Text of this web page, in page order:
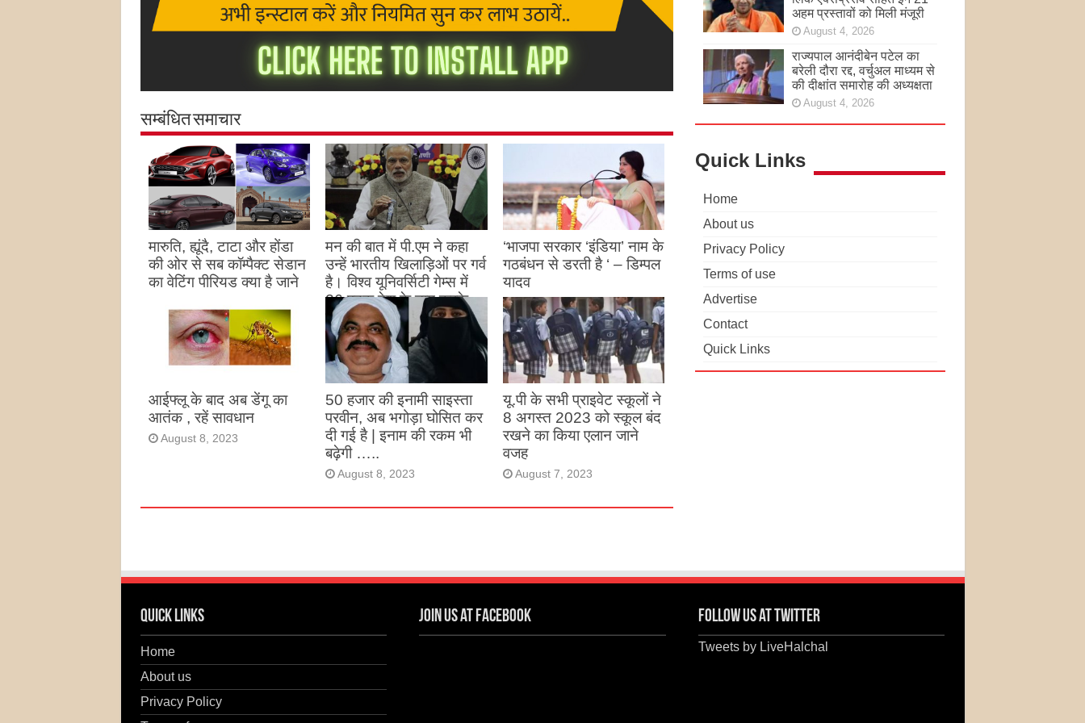
सम्बंधित समाचार
मारुति, ह्यूंदै, टाटा और होंडा
की ओर से सब कॉम्पैक्ट सेडान
का वेटिंग पीरियड क्या है जाने
मन की बात में पी.एम ने कहा
उन्हें भारतीय खिलाड़िओं पर गर्व
है। विश्व यूनिवर्सिटी गेम्स में
26 पदक देश के नाम करके
उन्होंने देश का नाम रोशन किया
है
August 27, 2023
‘भाजपा सरकार ‘इंडिया’ नाम के
गठबंधन से डरती है ‘ – डिम्पल
यादव
August 26, 2023
आईफ्लू के बाद अब डेंगू का
आतंक , रहें सावधान
August 8, 2023
50 हजार की इनामी साइस्ता
परवीन, अब भगोड़ा घोसित कर
दी गई है | इनाम की रकम भी
बढ़ेगी …..
August 8, 2023
यू.पी के सभी प्राइवेट स्कूलों ने
8 अगस्त 2023 को स्कूल बंद
रखने का किया एलान जाने
वजह
August 7, 2023
अहम प्रस्तावों को मिली मंजूरी
August 4, 2026
राज्यपाल आनंदीबेन पटेल का
बरेली दौरा रद्द, वर्चुअल माध्यम से
की दीक्षांत समारोह की अध्यक्षता
August 4, 2026
Quick Links
Home
About us
Privacy Policy
Terms of use
Advertise
Contact
Quick Links
Quick Links
Home
About us
Privacy Policy
Join us at Facebook Follow us at Twitter
Tweets by LiveHalchal